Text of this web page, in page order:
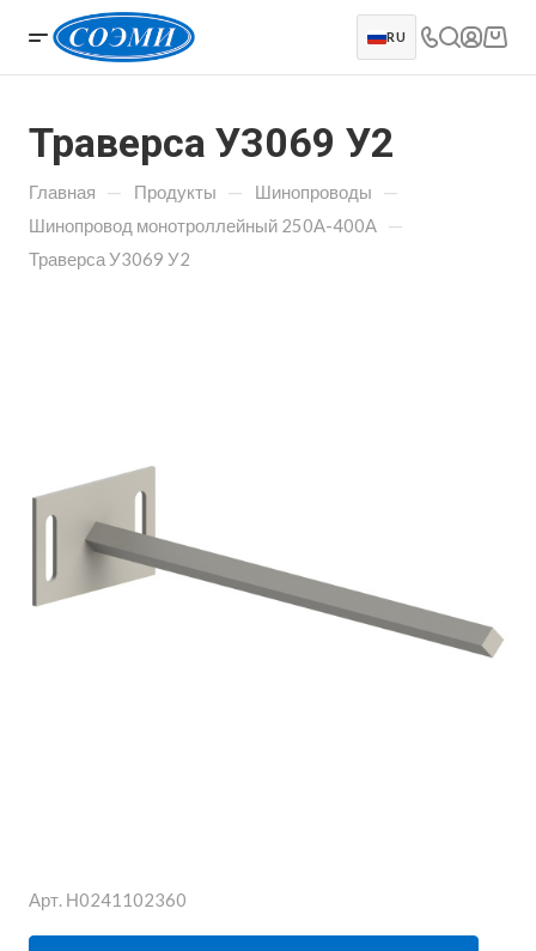
RU
Траверса У3069 У2
Главная — Продукты — Шинопроводы —
Шинопровод монотроллейный 250А-400А —
Траверса У3069 У2
Арт. Н0241102360